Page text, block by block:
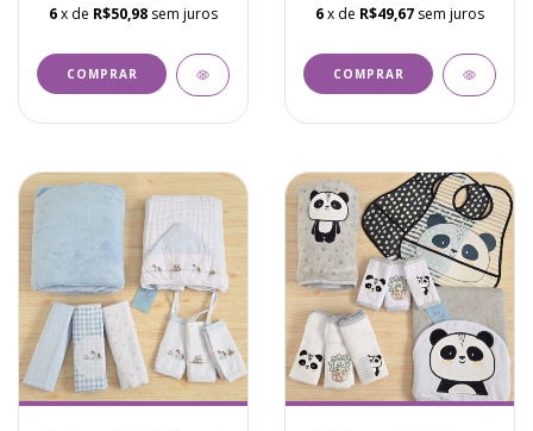
6x de R$50,98 sem juros
COMPRAR
6x de R$49,67 sem juros